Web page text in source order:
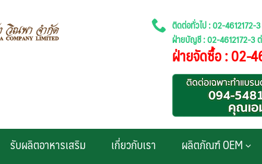
ติดต่อทั่วไป : 02-4612172-
ฝ่ายบัญชี : 02-4612172-3
ฝ่ายจัดซื้อ : 02-
รับผลิตอาหารเสริม เกี่ยวกับเรา ผลิตภัณฑ์ OEM